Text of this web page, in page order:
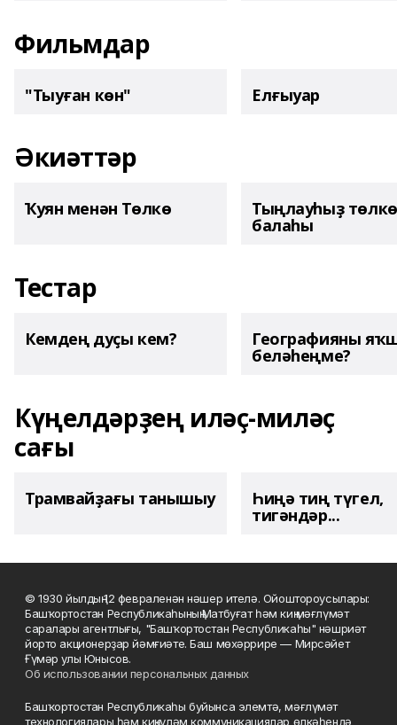
Фильмдар
"Тыуған көн" Елғыуар
Әкиәттәр
Ҡуян менән Төлкө Тыңлауһыҙ төлкө
балаһы
Тестар
Кемдең дуҫы кем? Географияны
беләһеңме?
Күңелдәрҙең иләҫ-миләҫ
сағы
Трамвайҙағы танышыу Һиңә тиң түгел,
тигәндәр...
© 1930 йылдың 12 февраленән нәшер ителә. Ойоштороусылары:
Башҡортостан Республикаһының Матбуғат һәм киң мәғлүмәт
саралары агентлығы, "Башҡортостан Республикаһы" нәшриәт
йорто акционерҙар йәмғиәте. Баш мөхәррире — Мирсәйет
Ғүмәр улы Юнысов.
Об использовании персональных данных
Башҡортостан Республикаһы буйынса элемтә, мәғлүмәт
технологиялары һәм киңкүләм коммуникациялар өлкәһендә